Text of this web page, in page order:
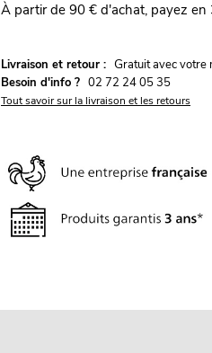
À partir de 90 € d'achat, payez en
Livraison et retour : Gratuit avec votre
Besoin d'info ? 02 72 24 05 35
Tout savoir sur la livraison et les retours